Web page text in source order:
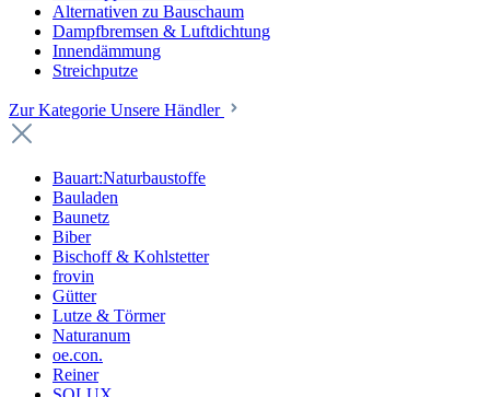
Alternativen zu Bauschaum
Dampfbremsen & Luftdichtung
Innendämmung
Streichputze
Zur Kategorie Unsere Händler
Bauart:Naturbaustoffe
Bauladen
Baunetz
Biber
Bischoff & Kohlstetter
frovin
Gütter
Lutze & Törmer
Naturanum
oe.con.
Reiner